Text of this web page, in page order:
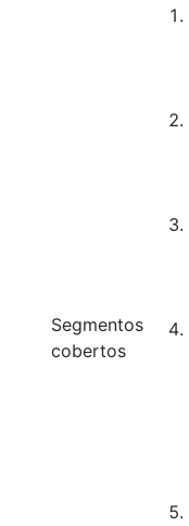
Segmentos
cobertos